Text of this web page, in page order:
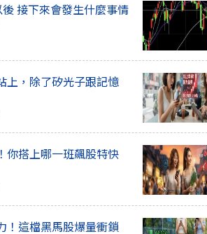
接下來會發生什麼事情
上，除了矽光子跟記憶
你搭上哪一班飆股特快
！這檔黑馬股爆量衝鎖